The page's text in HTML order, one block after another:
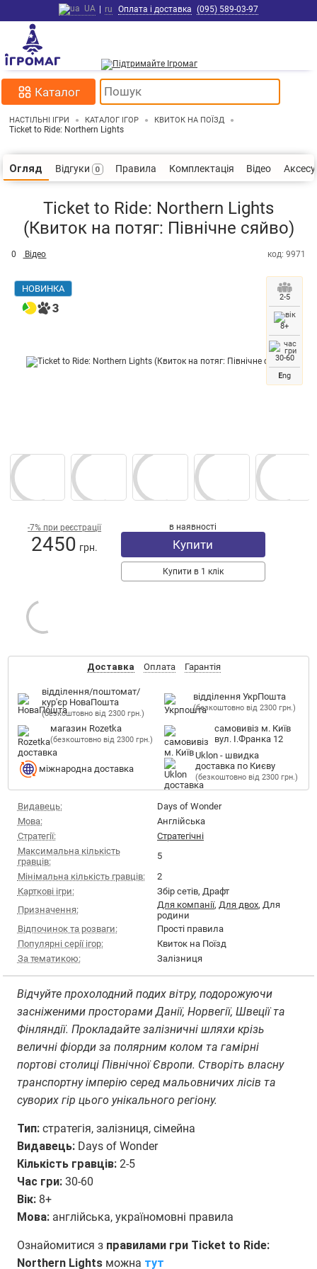
UA | ru Оплата і доставка (095) 589-03-97
Каталог
НАСТІЛЬНІ ІГРИ КАТАЛОГ ІГОР КВИТОК НА ПОЇЗД
Ticket to Ride: Northern Lights
Огляд Відгуки 0 Правила Комплектація Відео
Ticket to Ride: Northern Lights
(Квиток на потяг: Північне сяйво)
0 Відео код: 9971
2-5
8+
30-60
Eng
НОВИНКА
-7% при реєстрації
2450 грн.
в наявності
Купити
Купити в 1 клік
Доставка Оплата Гарантія
відділення/поштомат/
кур'єр НоваПошта
(безкоштовно від 2300 грн.)
відділення УкрПошта
(безкоштовно від 2300 грн.)
магазин Rozetka
(безкоштовно від 2300 грн.)
самовивіз м. Київ
вул. І.Франка 12
міжнародна доставка
Uklon - швидка
доставка по Києву
(безкоштовно від 2300 грн.)
Видавець:
Days of Wonder
Мова:
Англійська
Стратегії:
Стратегічні
Максимальна кількість
гравців:
5
Мінімальна кількість гравців:
2
Карткові ігри:
Збір сетів, Драфт
Призначення:
Для компанії, Для двох, Для
родини
Відпочинок та розваги:
Прості правила
Популярні серії ігор:
Квиток на Поїзд
За тематикою:
Залізниця
Відчуйте прохолодний подих вітру, подорожуючи
засніженими просторами Данії, Норвегії, Швеції та
Фінляндії. Прокладайте залізничні шляхи крізь
величні фіорди за полярним колом та гамірні
портові столиці Північної Європи. Створіть власну
транспортну імперію серед мальовничих лісів та
суворих гір цього унікального регіону.
Тип:стратегія, залізниця, сімейна
Видавець:Days of Wonder
Кількість гравців: 2-5
Час гри:30-60
Вік:8+
Мова:англійська, україномовні правила
Ознайомитися зправилами гри Ticket to Ride:
Northern Lights можна тут